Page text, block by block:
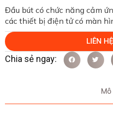
Đầu bút có chức năng cảm
các thiết bị điện tử có màn
LIÊN